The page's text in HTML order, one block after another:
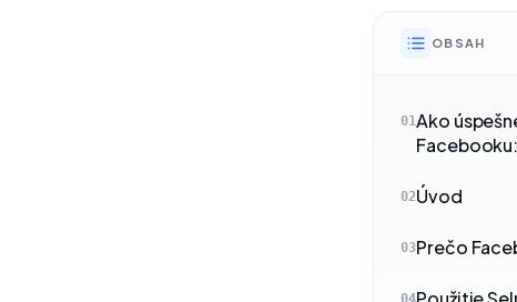
OBSAH
01Ako
02Úvod
03Prečo
04